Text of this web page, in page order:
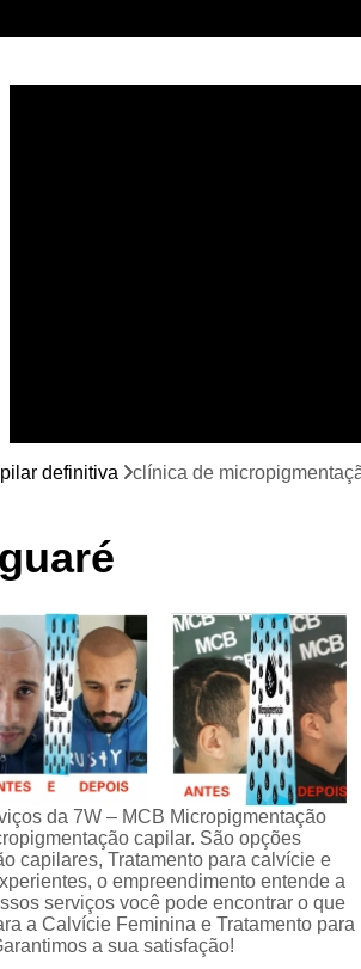
Curso de
Curso de Micropigmentação Santo
Curso
Curso Presencial
Cursos de
Cursos de Micropigmentação de
Micropigmentação Capilar com
Micropigmentação Capilar em
Micropigmentação Capilar
Micropigmentação Capilar nas
definitiva clínica de
da 7W – MCB Micropigmentação
capilar. São opções
capilares, Tratamento para calvície e
o empreendimento entende a
serviços você pode encontrar o que
a Calvície Feminina e Tratamento para
a sua satisfação!